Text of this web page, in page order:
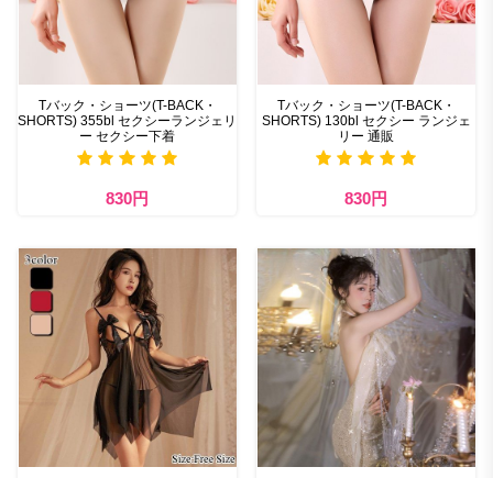
Tバック・ショーツ(T-BACK・
SHORTS) 355bl セクシーランジェリ
ー セクシー下着
830円
Tバック・ショーツ(T-BACK・
SHORTS) 130bl セクシー ランジェ
リー 通販
830円